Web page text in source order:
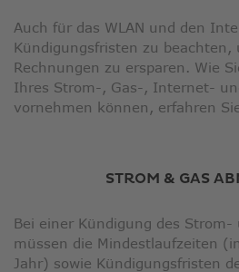
Auch für das WLAN und den
Kündigungsfristen zu beachten,
Rechnungen zu ersparen. Wie
Ihres Strom-, Gas-, Internet-
vornehmen können, erfahren
STROM & GAS
Bei einer Kündigung des Strom-
müssen die Mindestlaufzeiten
Jahr) sowie Kündigungsfristen